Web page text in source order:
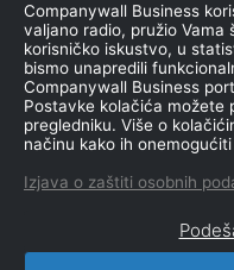
ROČIŠTA
Companywall Business
valjano radio, pružio Vama
korisničko iskustvo, u
bismo unapredili
Companywall Business
Postavke kolačića možete
pregledniku. Više o
načinu kako ih
Izjava o zaštiti osobnih